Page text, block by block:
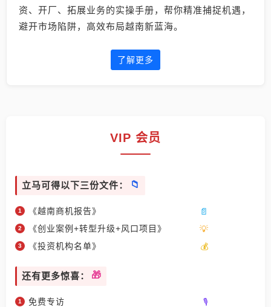
资、开厂、拓展业务的实操手册，帮你精准捕捉机遇，
避开市场陷阱，高效布局越南新蓝海。
了解更多
VIP 会员
立马可得以下三份文件：
《越南商机报告》
《创业案例+转型升级+风口项目》
《投资机构名单》
还有更多惊喜：
免费专访